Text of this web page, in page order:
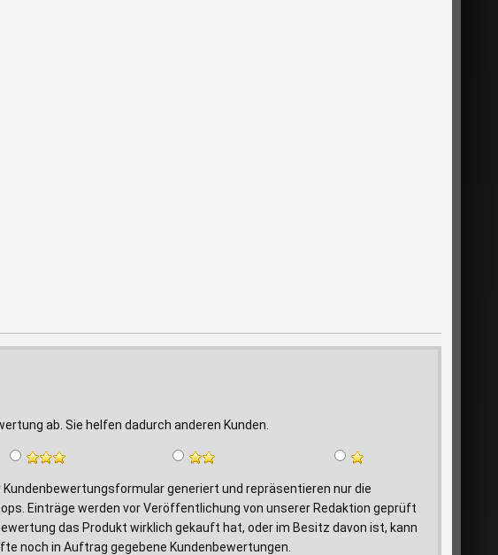
ab. Sie helfen dadurch anderen Kunden.
generiert und repräsentieren nur die
Einträge werden vor Veröffentlichung von unserer Redaktion geprüft
das Produkt wirklich gekauft hat, oder im Besitz davon ist, kann
noch in Auftrag gegebene Kundenbewertungen.